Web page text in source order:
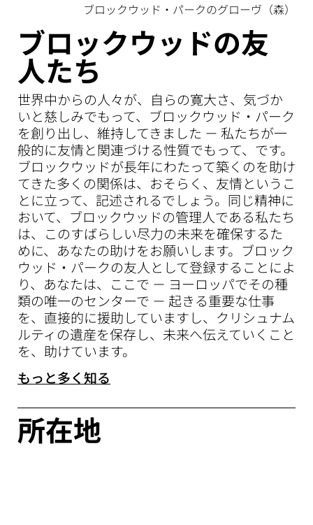
ブロックウッド・パークのグローヴ（森）
ブロックウッドの友
人たち
世界中からの人々が、自らの寛大さ、気づか
いと慈しみでもって、ブロックウッド・パーク
を創り出し、維持してきました － 私たちが一
般的に友情と関連づける性質でもって、です。
ブロックウッドが長年にわたって築くのを助け
てきた多くの関係は、おそらく、友情というこ
とに立って、記述されるでしょう。同じ精神に
おいて、ブロックウッドの管理人である私たち
は、このすばらしい尽力の未来を確保するた
めに、あなたの助けをお願いします。ブロック
ウッド・パークの友人として登録することによ
り、あなたは、ここで － ヨーロッパでその種
類の唯一のセンターで － 起きる重要な仕事
を、直接的に援助していますし、クリシュナム
ルティの遺産を保存し、未来へ伝えていくこと
を、助けています。
もっと多く知る
所在地